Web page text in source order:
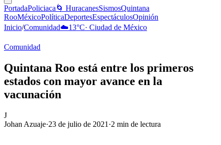
PortadaPoliciaca 🌀 HuracanesSismosQuintana
RooMéxicoPolíticaDeportesEspectáculosOpinión
Inicio/Comunidad☁️13°C· Ciudad de México
Comunidad
Quintana Roo está entre los primeros
estados con mayor avance en la
vacunación
J
Johan Azuaje·23 de julio de 2021 ·2 min de lectura